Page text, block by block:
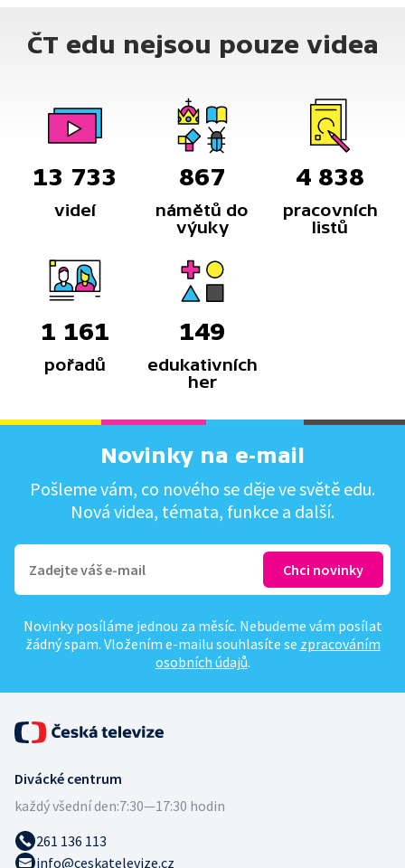
ČT edu nejsou pouze videa
13 733
videí
867
námětů do
výuky
4 838
pracovních
listů
1 161
pořadů
149
edukativních
her
Novinky na e-mail
Pošleme vám, co nového se děje ve světě edu.
Nová videa, témata, funkce a další.
Novinky posíláme jednou za měsíc. Nebudeme vám posílat
žádný spam. Vložením e-mailu souhlasíte se zpracováním
osobních údajů.